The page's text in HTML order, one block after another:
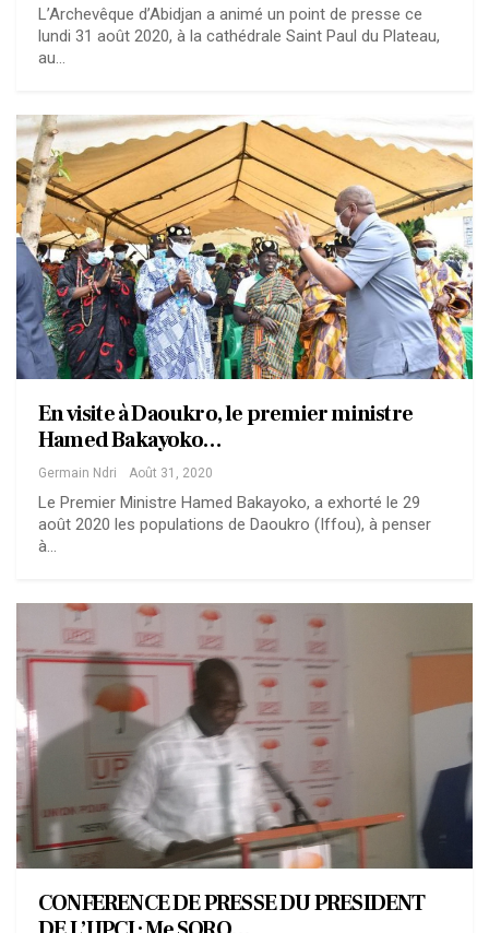
L’Archevêque d’Abidjan a animé un point de presse ce
lundi 31 août 2020, à la cathédrale Saint Paul du Plateau,
au…
En visite à Daoukro, le premier ministre
Hamed Bakayoko…
Germain Ndri Août 31, 2020
Le Premier Ministre Hamed Bakayoko, a exhorté le 29
août 2020 les populations de Daoukro (Iffou), à penser
à…
CONFERENCE DE PRESSE DU PRESIDENT